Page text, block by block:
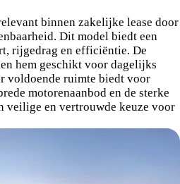
binnen zakelijke lease door
Dit model biedt een
rijgedrag en efficiëntie. De
hem geschikt voor dagelijks
voldoende ruimte biedt voor
motorenaanbod en de sterke
veilige en vertrouwde keuze voor